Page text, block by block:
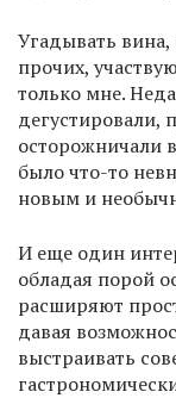
Угадывать вина,
прочих,
только мне.
дегустировали,
осторожничали
было что-то
новым и
И еще один
обладая порой
расширяют
давая
выстраивать